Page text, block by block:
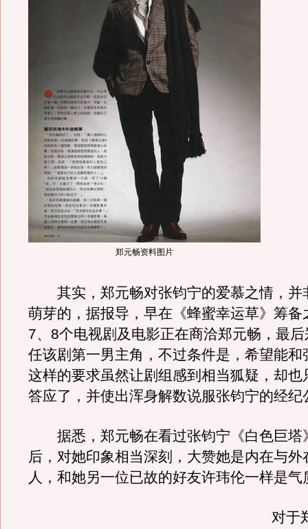
郑元畅资料图片
其实，郑元畅对张钧宁的爱慕之情，并
萌芽的，据报导，早在《蜂蜜幸运草》筹备
7、8个电视剧及电影正在商洽郑元畅，最
任该剧第一男主角，不过条件是，希望能和
这样的要求虽然让剧组感到相当狐疑，却也
答应了，并使出浑身解数说服张钧宁的经纪
据悉，郑元畅在看过张钧宁《白色巨塔
后，对她印象相当深刻，大赞她是内在与外
人，和她另一位已故的好友许玮伦一样是气
对于